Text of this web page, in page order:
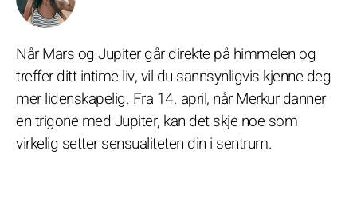
Når Mars og Jupiter går direkte på himmelen og
treffer ditt intime liv, vil du sannsynligvis kjenne deg
mer lidenskapelig. Fra 14. april, når Merkur danner
en trigone med Jupiter, kan det skje noe som
virkelig setter sensualiteten din i sentrum.